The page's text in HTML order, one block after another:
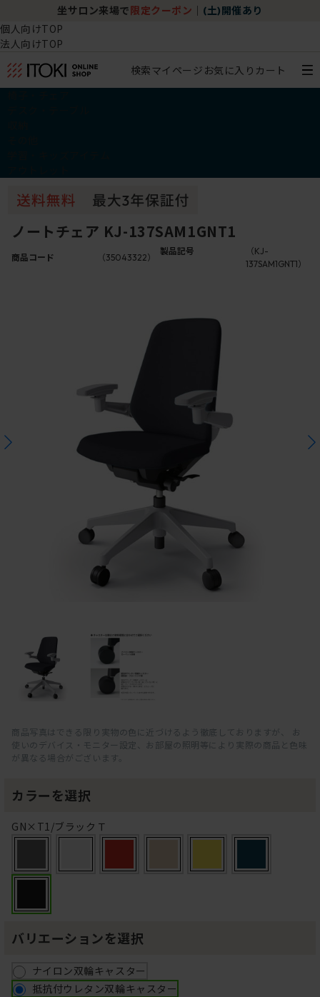
坐サロン来場で 限定クーポン (土)開催あり
個人向けTOP
法人向けTOP
検索マイページ お気に入り カート
ノートチェア KJ-137SAM1GNT1
商品コード （35043322）
製品記号
（KJ-
137SAM1GNT1）
商品写真はできる限り実物の色に近づけるよう徹底しておりますが、 お
使いのデバイス・モニター設定、お部屋の照明等により実際の商品と色味
が異なる場合がございます。
カラーを選択
GN×T1/ブラックＴ
バリエーションを選択
ナイロン双輪キャスター
抵抗付ウレタン双輪キャスター